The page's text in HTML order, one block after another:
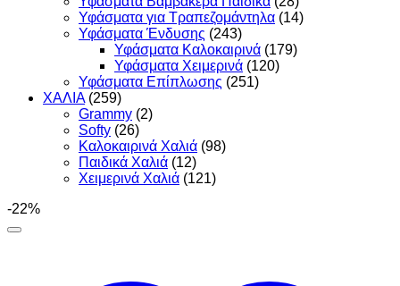
Υφάσματα για Τραπεζομάντηλα (14)
Υφάσματα Ένδυσης (243)
Υφάσματα Καλοκαιρινά (179)
Υφάσματα Χειμερινά (120)
Υφάσματα Επίπλωσης (251)
ΧΑΛΙΑ (259)
Grammy (2)
Softy (26)
Καλοκαιρινά Χαλιά (98)
Παιδικά Χαλιά (12)
Χειμερινά Χαλιά (121)
-22%